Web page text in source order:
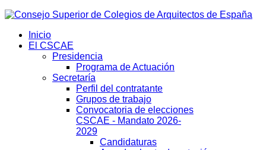
Inicio
El CSCAE
Presidencia
Programa de Actuación
Secretaría
Perfil del contratante
Grupos de trabajo
Convocatoria de elecciones
CSCAE - Mandato 2026-
2029
Candidaturas